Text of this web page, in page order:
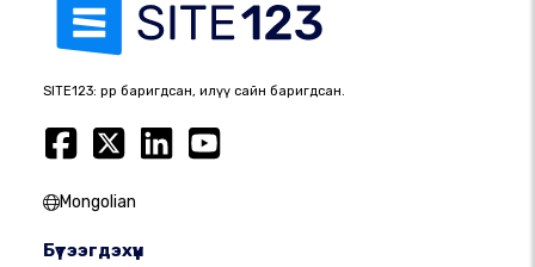
SITE123: өөрөөр баригдсан, илүү сайн баригдсан.
Mongolian
Бүтээгдэхүүн